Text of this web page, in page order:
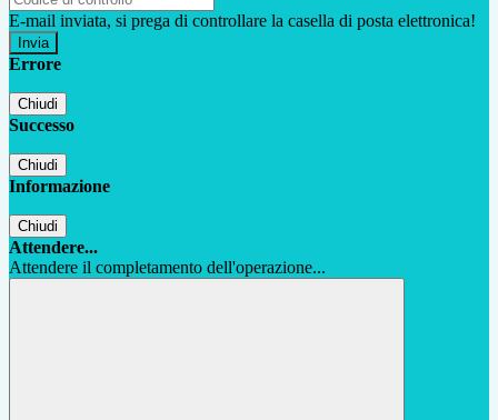
E-mail inviata, si prega di controllare la casella di posta elettronica!
Errore
Chiudi
Successo
Chiudi
Informazione
Chiudi
Attendere...
Attendere il completamento dell'operazione...